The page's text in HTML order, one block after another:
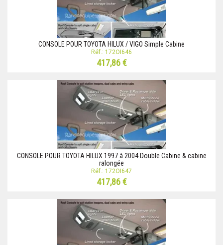
CONSOLE POUR TOYOTA HILUX / VIGO Simple Cabine
Réf.: 172OI646
417,86 €
CONSOLE POUR TOYOTA HILUX 1997 à 2004 Double Cabine & cabine
ralongée
Réf.: 172OI647
417,86 €